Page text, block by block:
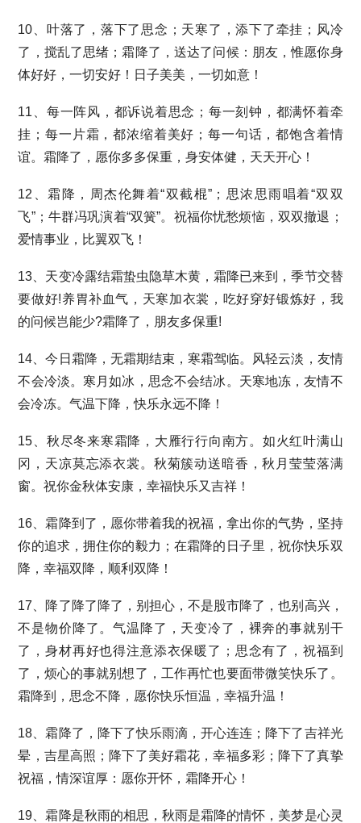
10、叶落了，落下了思念；天寒了，添下了牵挂；风冷
了，搅乱了思绪；霜降了，送达了问候：朋友，惟愿你身
体好好，一切安好！日子美美，一切如意！
11、每一阵风，都诉说着思念；每一刻钟，都满怀着牵
挂；每一片霜，都浓缩着美好；每一句话，都饱含着情
谊。霜降了，愿你多多保重，身安体健，天天开心！
12、霜降，周杰伦舞着“双截棍”；思浓思雨唱着“双双
飞”；牛群冯巩演着“双簧”。祝福你忧愁烦恼，双双撤退；
爱情事业，比翼双飞！
13、天变冷露结霜蛰虫隐草木黄，霜降已来到，季节交替
要做好!养胃补血气，天寒加衣裳，吃好穿好锻炼好，我
的问候岂能少?霜降了，朋友多保重!
14、今日霜降，无霜期结束，寒霜驾临。风轻云淡，友情
不会冷淡。寒月如冰，思念不会结冰。天寒地冻，友情不
会冷冻。气温下降，快乐永远不降！
15、秋尽冬来寒霜降，大雁行行向南方。如火红叶满山
冈，天凉莫忘添衣裳。秋菊簇动送暗香，秋月莹莹落满
窗。祝你金秋体安康，幸福快乐又吉祥！
16、霜降到了，愿你带着我的祝福，拿出你的气势，坚持
你的追求，拥住你的毅力；在霜降的日子里，祝你快乐双
降，幸福双降，顺利双降！
17、降了降了降了，别担心，不是股市降了，也别高兴，
不是物价降了。气温降了，天变冷了，裸奔的事就别干
了，身材再好也得注意添衣保暖了；思念有了，祝福到
了，烦心的事就别想了，工作再忙也要面带微笑快乐了。
霜降到，思念不降，愿你快乐恒温，幸福升温！
18、霜降了，降下了快乐雨滴，开心连连；降下了吉祥光
晕，吉星高照；降下了美好霜花，幸福多彩；降下了真挚
祝福，情深谊厚：愿你开怀，霜降开心！
19、霜降是秋雨的相思，秋雨是霜降的情怀，美梦是心灵